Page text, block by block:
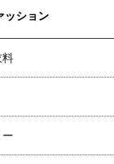
ッション
料